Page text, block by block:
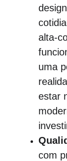
alta-
uma
estar
com